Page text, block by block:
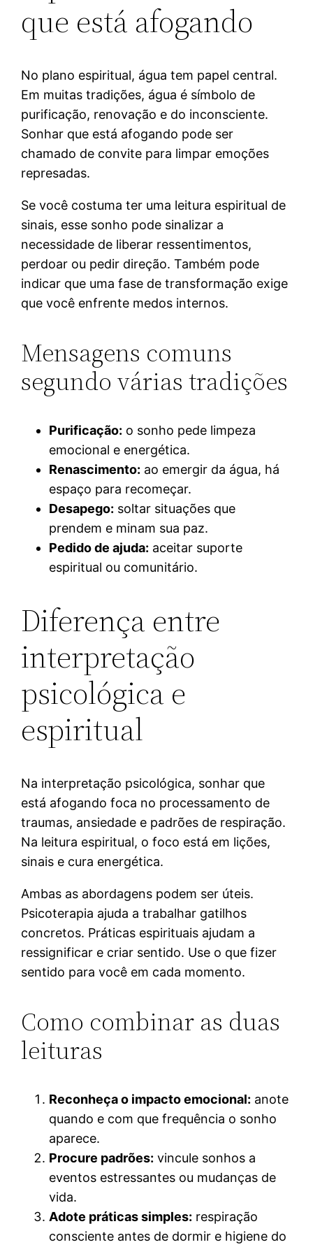
que está afogando
No plano espiritual, água tem papel central.
Em muitas tradições, água é símbolo de
purificação, renovação e do inconsciente.
Sonhar que está afogando pode ser
chamado de convite para limpar emoções
represadas.
Se você costuma ter uma leitura espiritual de
sinais, esse sonho pode sinalizar a
necessidade de liberar ressentimentos,
perdoar ou pedir direção. Também pode
indicar que uma fase de transformação exige
que você enfrente medos internos.
Mensagens comuns
segundo várias tradições
Purificação: o sonho pede limpeza
emocional e energética.
Renascimento: ao emergir da água, há
espaço para recomeçar.
Desapego: soltar situações que
prendem e minam sua paz.
Pedido de ajuda: aceitar suporte
espiritual ou comunitário.
Diferença entre
interpretação
psicológica e
espiritual
Na interpretação psicológica, sonhar que
está afogando foca no processamento de
traumas, ansiedade e padrões de respiração.
Na leitura espiritual, o foco está em lições,
sinais e cura energética.
Ambas as abordagens podem ser úteis.
Psicoterapia ajuda a trabalhar gatilhos
concretos. Práticas espirituais ajudam a
ressignificar e criar sentido. Use o que fizer
sentido para você em cada momento.
Como combinar as duas
leituras
Reconheça o impacto emocional: anote
quando e com que frequência o sonho
aparece.
Procure padrões: vincule sonhos a
eventos estressantes ou mudanças de
vida.
Adote práticas simples: respiração
consciente antes de dormir e higiene do